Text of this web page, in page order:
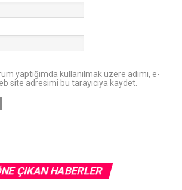
yaptığımda kullanılmak üzere adımı, e-
site adresimi bu tarayıcıya kaydet.
ÇIKAN HABERLER